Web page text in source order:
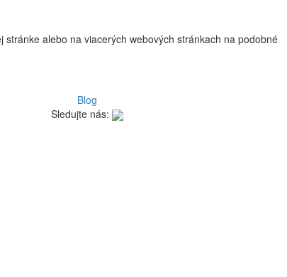
alebo na viacerých webových stránkach na podobné
Blog
Sledujte nás: